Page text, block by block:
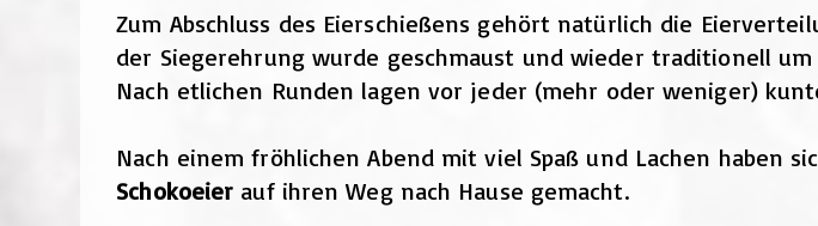
Zum Abschluss des Eierschießens gehört natürlich die
der Siegerehrung wurde geschmaust und wieder traditionell
Nach etlichen Runden lagen vor jeder (mehr oder weniger)
Nach einem fröhlichen Abend mit viel Spaß und Lachen haben
Schokoeier auf ihren Weg nach Hause gemacht.